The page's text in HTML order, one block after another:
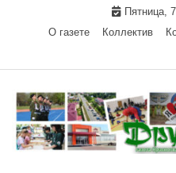
Пятница,
О газете
Коллектив